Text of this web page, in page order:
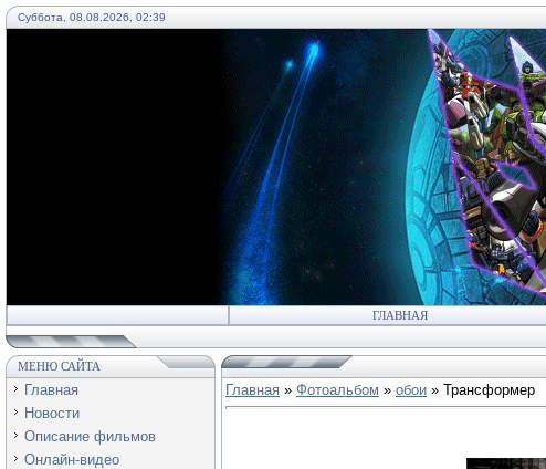
Суббота, 08.08.2026, 02:39
ГЛАВНАЯ
МЕНЮ САЙТА
Главная
Новости
Описание фильмов
Онлайн-видео
Главная » Фотоальбом » обои » Трансформер